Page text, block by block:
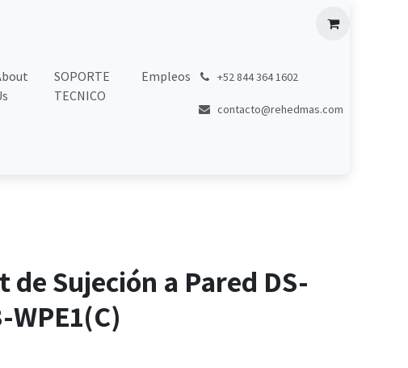
SOPORTE
TECNICO
Empleos +52 844 364 1602
contacto@rehedmas.com
de Sujeción a Pared DS-
WPE1(C)